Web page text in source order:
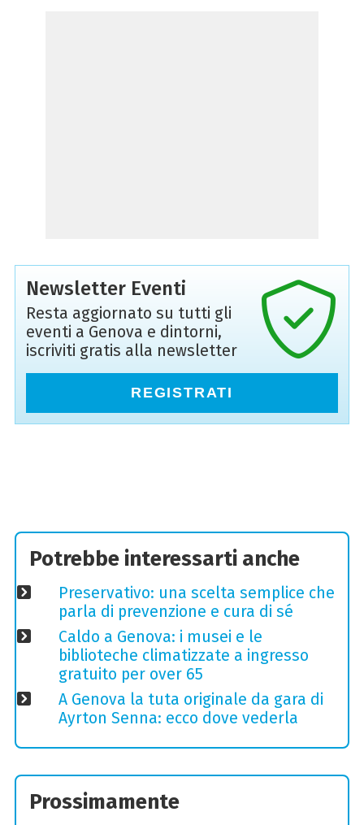
Newsletter Eventi
Resta aggiornato su tutti gli
eventi a Genova e dintorni,
iscriviti gratis alla newsletter
REGISTRATI
Potrebbe interessarti anche
Preservativo: una scelta semplice che
parla di prevenzione e cura di sé
Caldo a Genova: i musei e le
biblioteche climatizzate a ingresso
gratuito per over 65
A Genova la tuta originale da gara di
Ayrton Senna: ecco dove vederla
Prossimamente